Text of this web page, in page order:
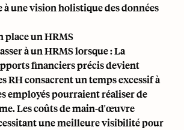
à une vision holistique des données
place un HRMS
à un HRMS lorsque : La
financiers précis devient
RH consacrent un temps excessif à
employés pourraient réaliser de
Les coûts de main-d'œuvre
une meilleure visibilité pour